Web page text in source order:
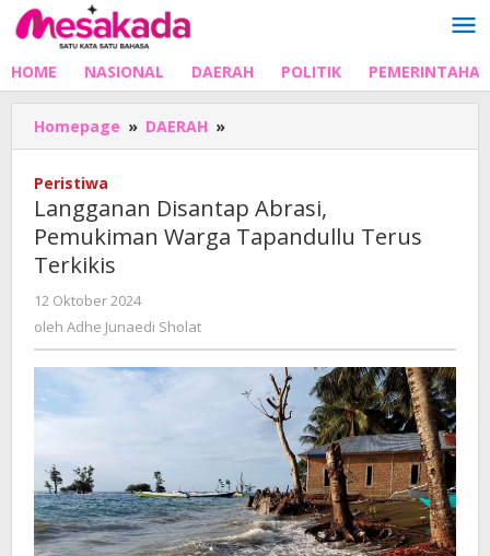
Lewati
ke
HOME NASIONAL DAERAH POLITIK
Homepage » DAERAH »
Disantap
Warga
Tapandullu
Peristiwa
Langganan Disantap Abrasi,
Pemukiman Warga Tapandullu Terus
Terkikis
12 Oktober 2024
Adhe
oleh Adhe Junaedi Sholat